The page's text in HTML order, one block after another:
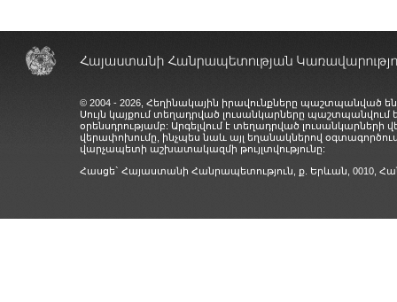
© 2004 - 2026, Հեղինակային իրավունքները պաշտպանված
Սույն կայքում տեղադրված լուսանկարները
օրենսդրությամբ: Արգելվում է տեղադրված
վերափոխումը, ինչպես նաև այլ եղանակներով
վարչապետի աշխատակազմի թույլտվությունը:
Հասցե` Հայաստանի Հանրապետություն, ք. Երևան, 0010,